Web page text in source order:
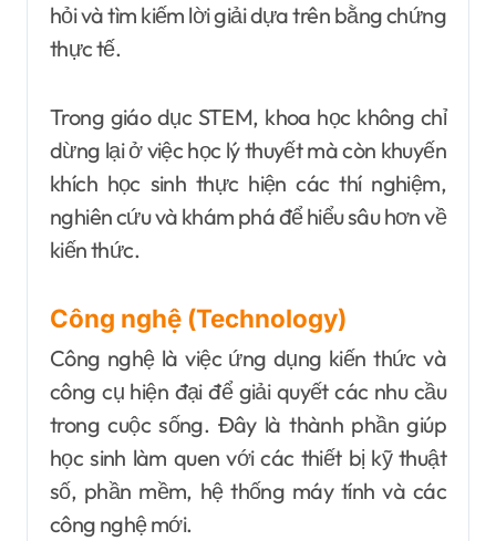
hỏi và tìm kiếm lời giải dựa trên bằng chứng
thực tế.
Trong giáo dục STEM, khoa học không chỉ
dừng lại ở việc học lý thuyết mà còn khuyến
khích học sinh thực hiện các thí nghiệm,
nghiên cứu và khám phá để hiểu sâu hơn về
kiến thức.
Công nghệ (Technology)
Công nghệ là việc ứng dụng kiến thức và
công cụ hiện đại để giải quyết các nhu cầu
trong cuộc sống. Đây là thành phần giúp
học sinh làm quen với các thiết bị kỹ thuật
số, phần mềm, hệ thống máy tính và các
công nghệ mới.